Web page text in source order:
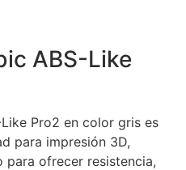
ABS-Like
Pro2 en color gris es
para impresión 3D,
para ofrecer resistencia,